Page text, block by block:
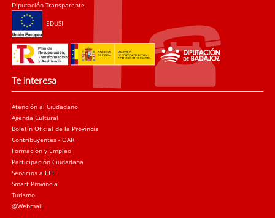
Diputación Transparente
EDUSI
Te interesa
Atención al Ciudadano
Agenda Cultural
Boletín Oficial de la Provincia
Contribuyentes - OAR
Formación y Empleo
Participación Ciudadana
Servicios a EELL
Smart Provincia
Turismo
@Webmail